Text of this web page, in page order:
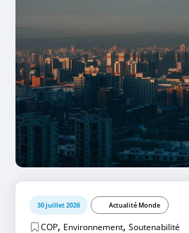
30 juillet 2026 Actualité Monde
COP, Environnement,Soutenabilité